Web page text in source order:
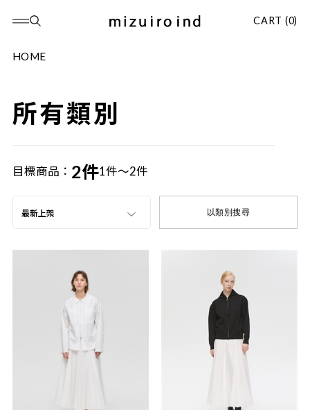
CART (0)
HOME
所有類別
目標商品： 2件1件～2件
最新上架 以類別搜尋